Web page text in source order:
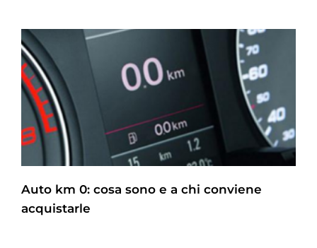
Auto km 0: cosa sono e a chi conviene
acquistarle